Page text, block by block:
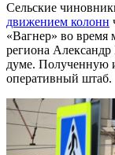
Сельские
движением колонн
«Вагнер» во время
региона Александр
думе. Полученную
оперативный штаб.